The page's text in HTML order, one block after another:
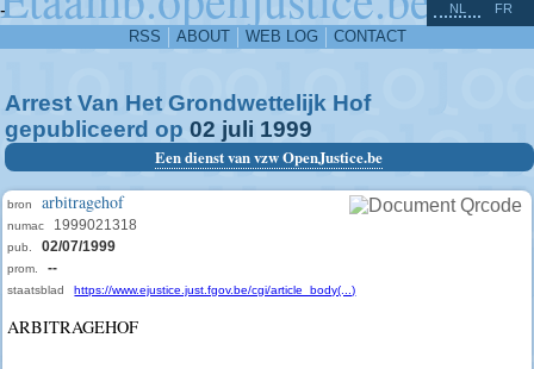
-
RSS ABOUT WEB LOG CONTACT
NL FR
Arrest Van Het Grondwettelijk Hof
gepubliceerd op 02 juli 1999
Een dienst van vzw OpenJustice.be
bron arbitragehof
numac 1999021318
pub. 02/07/1999
prom. --
staatsblad https://www.ejustice.just.fgov.be/cgi/article_body(...)
ARBITRAGEHOF
^